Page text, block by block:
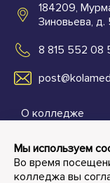
Мы используем
Во время
колледжа вы
184209,
Зиновьева, д.
8 815 552 08
О колледже
Абитуриентам
Студенту и